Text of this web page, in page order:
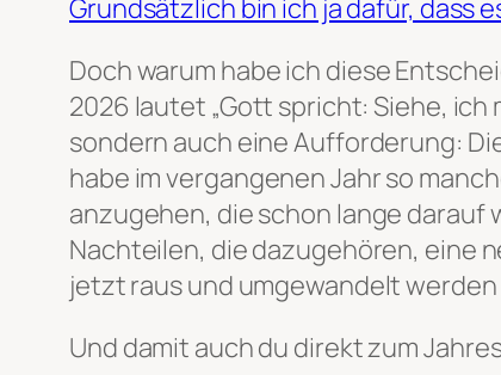
Grundsätzlich bin ich ja dafür, dass
Doch warum habe ich diese
2026 lautet „Gott spricht: Siehe, ich
sondern auch eine Aufforderung:
habe im vergangenen Jahr so
anzugehen, die schon lange darauf
Nachteilen, die dazugehören, eine
jetzt raus und umgewandelt
Und damit auch du direkt zum